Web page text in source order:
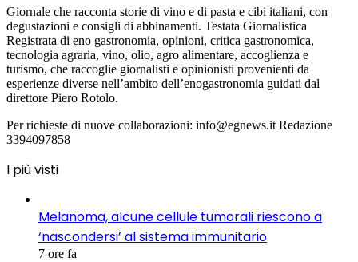
Giornale che racconta storie di vino e di pasta e cibi italiani, con
degustazioni e consigli di abbinamenti. Testata Giornalistica
Registrata di eno gastronomia, opinioni, critica gastronomica,
tecnologia agraria, vino, olio, agro alimentare, accoglienza e
turismo, che raccoglie giornalisti e opinionisti provenienti da
esperienze diverse nell’ambito dell’enogastronomia guidati dal
direttore Piero Rotolo.
Per richieste di nuove collaborazioni: info@egnews.it Redazione
3394097858
I più visti
Melanoma, alcune cellule tumorali riescono a
‘nascondersi’ al sistema immunitario
7 ore fa